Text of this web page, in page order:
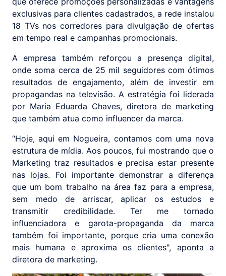
exclusivas para clientes cadastrados, a rede instalou
18 TVs nos corredores para divulgação de ofertas
em tempo real e campanhas promocionais.
A empresa também reforçou a presença digital,
onde soma cerca de 25 mil seguidores com ótimos
resultados de engajamento, além de investir em
propagandas na televisão. A estratégia foi liderada
por Maria Eduarda Chaves, diretora de marketing
que também atua como influencer da marca.
“Hoje, aqui em Nogueira, contamos com uma nova
estrutura de mídia. Aos poucos, fui mostrando que o
Marketing traz resultados e precisa estar presente
nas lojas. Foi importante demonstrar a diferença
que um bom trabalho na área faz para a empresa,
sem medo de arriscar, aplicar os estudos e
transmitir credibilidade. Ter me tornado
influenciadora e garota-propaganda da marca
também foi importante, porque cria uma conexão
mais humana e aproxima os clientes", aponta a
diretora de marketing.